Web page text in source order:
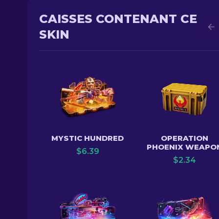
CAISSES CONTENANT CE
SKIN
MYSTIC HUNDRED
$6.39
OPERATION
PHOENIX
$2.34